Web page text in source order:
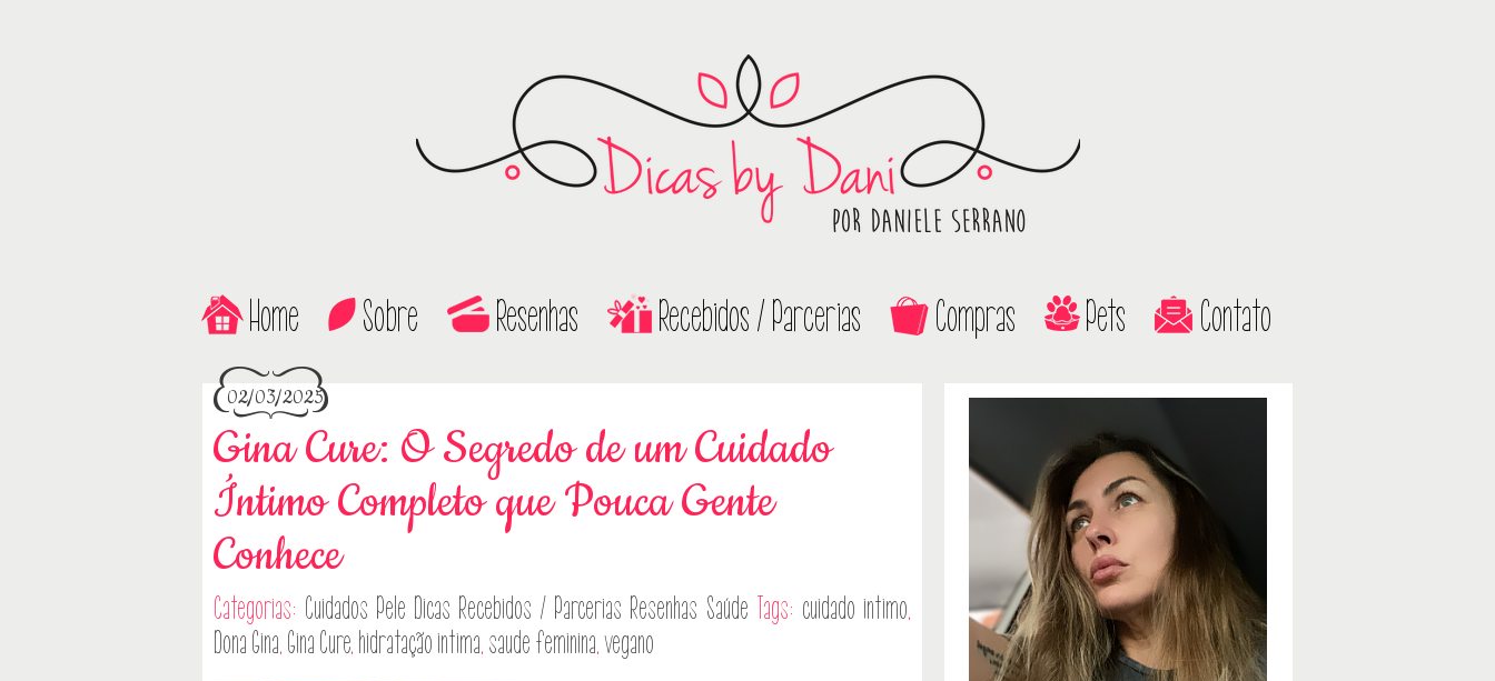
Home Sobre Resenhas Recebidos / Parcerias Compras Pets Contato
02/03/2025
Gina Cure: O Segredo de um Cuidado
Íntimo Completo que Pouca Gente
Conhece
Categorias: Cuidados Pele Dicas Recebidos / Parcerias Resenhas Saúde Tags: cuidado intimo,
Dona Gina, Gina Cure, hidratação intima, saude feminina,vegano